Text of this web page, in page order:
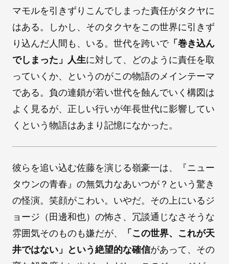
マモルを引きずりこんでしまった責任がタクヤに
はある。しかし、そのタクヤをこの世界に引きず
り込んだ人間も、いる。世代を跨いで「巻き込ん
でしまった」人生に対して、どのように責任を取
っていくか、というのがこの物語のメインテーマ
である。負の連鎖が若い世代を蝕んでいく構図は
よく見るが、正しい行いが年長世代に影響してい
くという物語はあまり記憶になかった。
彼らを追い込む佐藤を演じる嶺豪一は、『ニュー
タウンの青春』の無気力なあいつが？という驚き
の怪演。笑顔がこわい。いやだ。その上にいるジ
ョージ（田邊和也）の怖さ、冗談通じなさそうな
雰囲気そのものも嫌だが、
「この世界、これが天
井ではない」という絶望的な確信があって、その